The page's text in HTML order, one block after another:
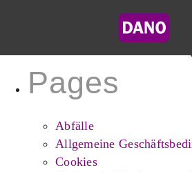
Pages
Abfälle
Allgemeine
Cookies